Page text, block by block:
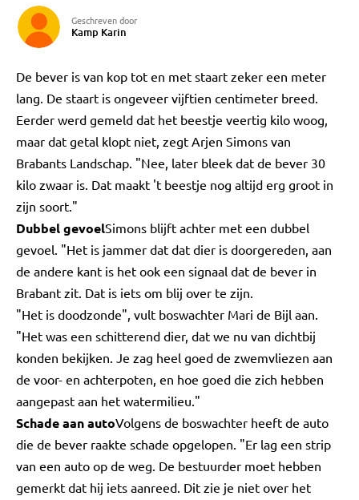
Geschreven door
Kamp Karin
De bever is van kop tot en met staart zeker een meter
lang. De staart is ongeveer vijftien centimeter breed.
Eerder werd gemeld dat het beestje veertig kilo woog,
maar dat getal klopt niet, zegt Arjen Simons van
Brabants Landschap. "Nee, later bleek dat de bever 30
kilo zwaar is. Dat maakt 't beestje nog altijd erg groot in
zijn soort."
Dubbel gevoelSimons blijft achter met een dubbel
gevoel. "Het is jammer dat dat dier is doorgereden, aan
de andere kant is het ook een signaal dat de bever in
Brabant zit. Dat is iets om blij over te zijn.
"Het is doodzonde", vult boswachter Mari de Bijl aan.
"Het was een schitterend dier, dat we nu van dichtbij
konden bekijken. Je zag heel goed de zwemvliezen aan
de voor- en achterpoten, en hoe goed die zich hebben
aangepast aan het watermilieu."
Schade aan autoVolgens de boswachter heeft de auto
die de bever raakte schade opgelopen. "Er lag een strip
van een auto op de weg. De bestuurder moet hebben
gemerkt dat hij iets aanreed. Dit zie je niet over het